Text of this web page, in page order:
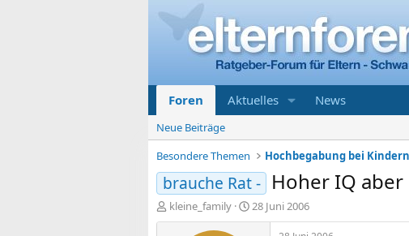
Foren Aktuelles News
Neue Beiträge
Besondere Themen
brauche Rat - Hoher IQ
E
r
kleine_family
E
r
28 Juni 2006